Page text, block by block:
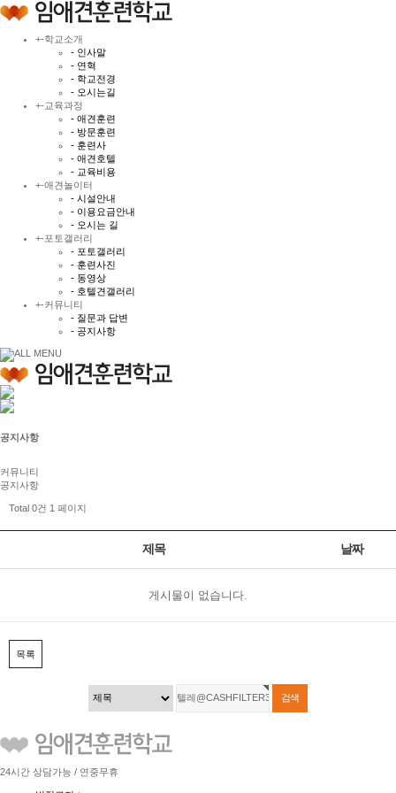
+-학교소개
- 인사말
- 연혁
- 학교전경
- 오시는길
+- 교육과정
- 애견훈련
- 방문훈련
- 훈련사
- 애견호텔
- 교육비용
+-애견놀이터
- 시설안내
- 이용요금안내
- 오시는 길
+-포토갤러리
- 포토갤러리
- 훈련사진
- 동영상
- 호텔견갤러리
+-커뮤니티
- 질문과 답변
- 공지사항
공지사항
커뮤니티
공지사항
Total 0건 1 페이지
제목 날짜
게시물이 없습니다.
목록
24시간 상담가능 / 연중무휴